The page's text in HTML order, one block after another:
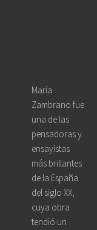
María
Zambrano fue
una de las
pensadoras y
ensayistas
más brillantes
de la España
del siglo XX,
cuya obra
tendió un